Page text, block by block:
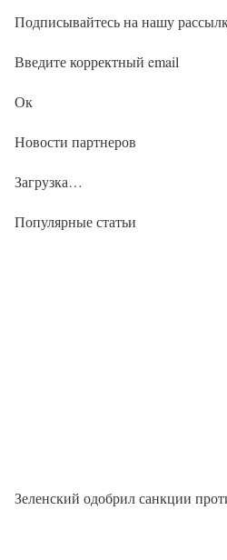
Подписывайтесь на нашу
Введите корректный email
Ок
Новости партнеров
Загрузка…
Популярные статьи
Зеленский одобрил санкции